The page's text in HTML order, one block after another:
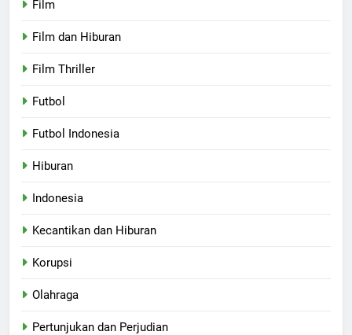
Film
Film dan Hiburan
Film Thriller
Futbol
Futbol Indonesia
Hiburan
Indonesia
Kecantikan dan Hiburan
Korupsi
Olahraga
Pertunjukan dan Perjudian